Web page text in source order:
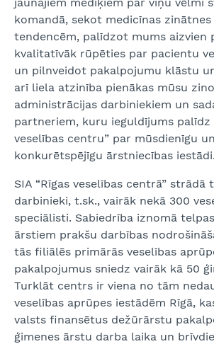
komandā, sekot medicīnas
tendencēm, palīdzot mums aizvien
kvalitatīvāk rūpēties par pacientu
un pilnveidot pakalpojumu klāstu
arī liela atzinība pienākas mūsu
administrācijas darbiniekiem un
partneriem, kuru ieguldījums palīdz
veselības centru” par mūsdienīgu un
konkurētspējīgu ārstniecības
SIA “Rīgas veselības centrā” strādā
darbinieki, t.sk., vairāk nekā 300
speciālisti. Sabiedrība iznomā
ārstiem prakšu darbības
tās filiālēs primārās veselības
pakalpojumus sniedz vairāk kā 50
Turklāt centrs ir viena no tām
veselības aprūpes iestādēm Rīgā,
valsts finansētus dežūrārstu
ģimenes ārstu darba laika un